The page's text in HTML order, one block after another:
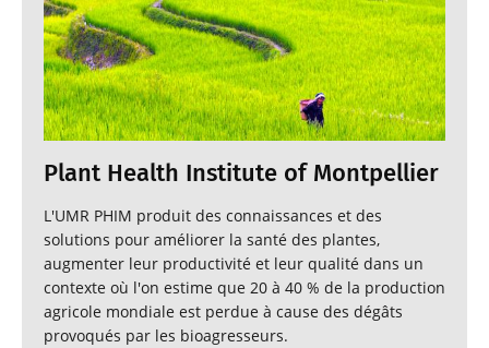
Plant Health Institute of Montpellier
L'UMR PHIM produit des connaissances et des
solutions pour améliorer la santé des plantes,
augmenter leur productivité et leur qualité dans un
contexte où l'on estime que 20 à 40 % de la production
agricole mondiale est perdue à cause des dégâts
provoqués par les bioagresseurs.